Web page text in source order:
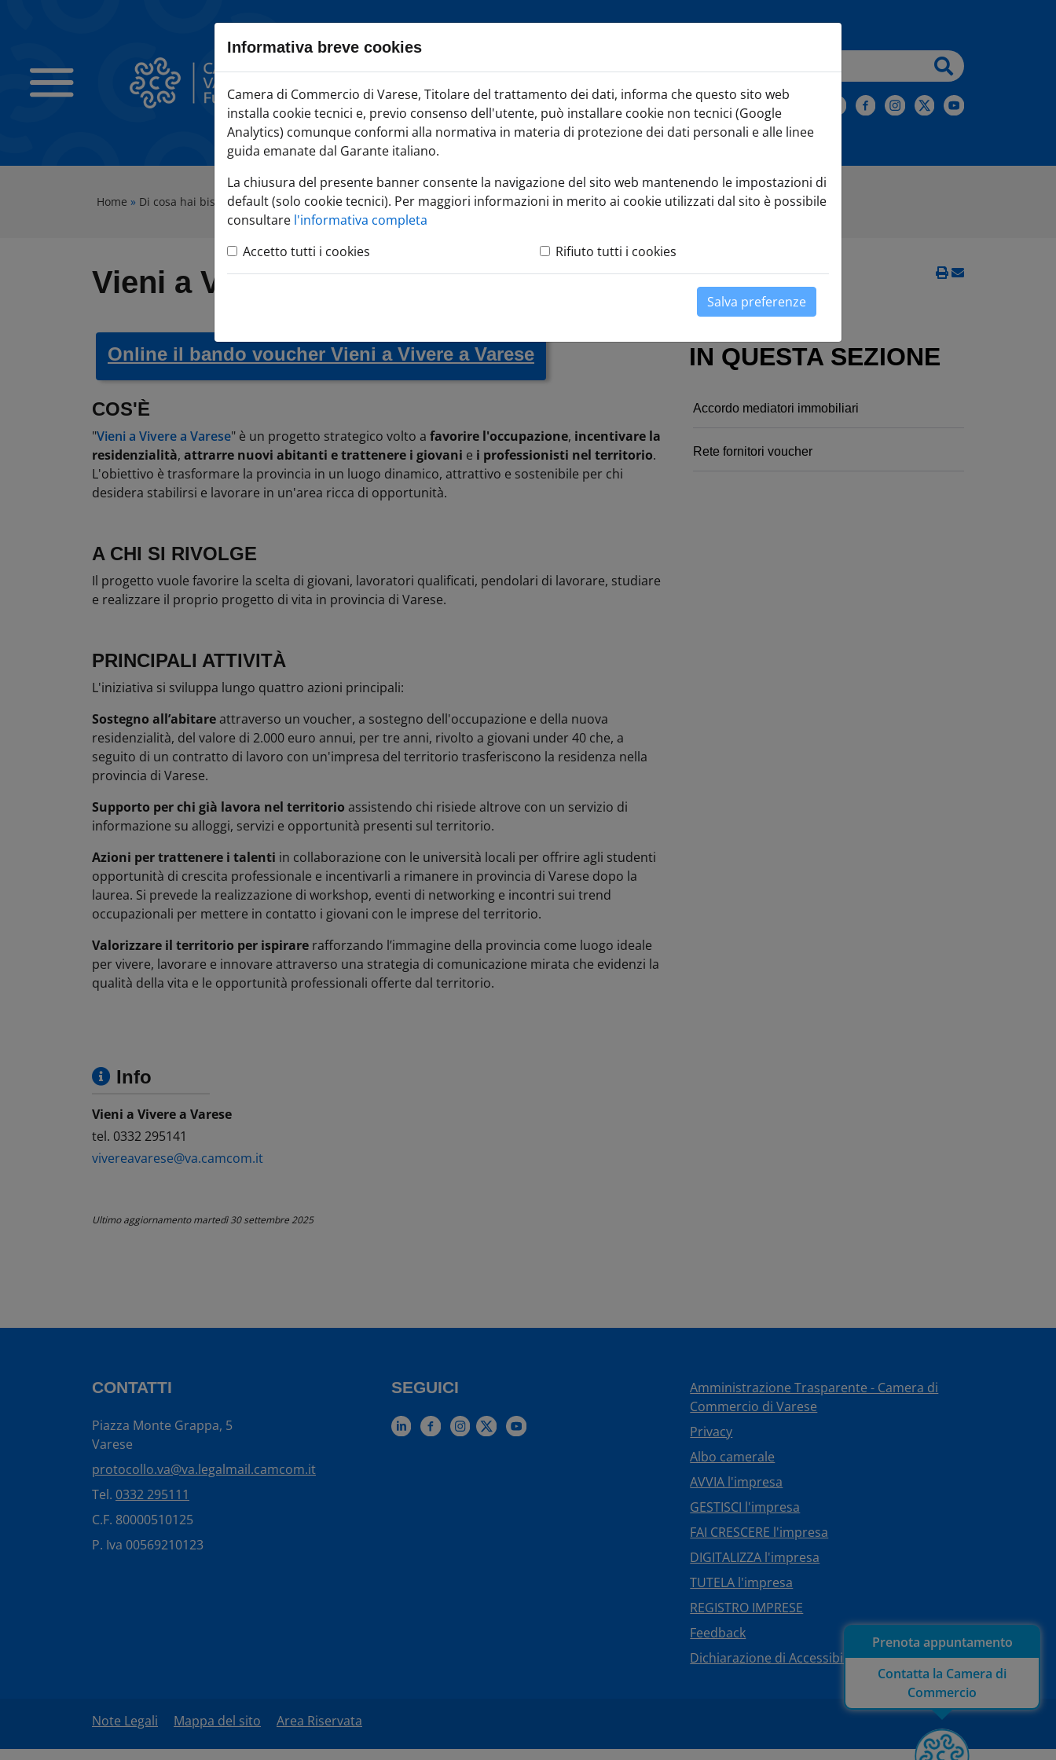
Vai al sezione Percorso briciole di pane
Vai al Contenuto principale della pagina
Vai alla sezione dedicata alle informazioni correlate via TAG
Vai al footer
Camera di Commercio Varese
Iscriviti alla Newsletter
Home » Di cosa hai bisogno?»FAI CRESCERE l'impresa» Vieni a Vivere a Varese
Vieni a Vivere a Varese
Online il bando voucher Vieni a Vivere a Varese
COS'È
"Vieni a Vivere a Varese" è un progetto strategico volto a favorire l'occupazione, incentivare la
residenzialità, attrarre nuovi abitanti e trattenere i giovani e i professionisti nel territorio.
L'obiettivo è trasformare la provincia in un luogo dinamico, attrattivo e sostenibile per chi
desidera stabilirsi e lavorare in un'area ricca di opportunità.
A CHI SI RIVOLGE
Il progetto vuole favorire la scelta di giovani, lavoratori qualificati, pendolari di lavorare, studiare
e realizzare il proprio progetto di vita in provincia di Varese.
PRINCIPALI ATTIVITÀ
L'iniziativa si sviluppa lungo quattro azioni principali:
Sostegno all’abitareattraverso un voucher, a sostegno dell'occupazione e della nuova
residenzialità, del valore di 2.000 euro annui, per tre anni, rivolto a giovani under 40 che, a
seguito di un contratto di lavoro con un'impresa del territorio trasferiscono la residenza nella
provincia di Varese.
Supporto per chi già lavora nel territorio assistendo chi risiede altrove con un servizio di
informazione su alloggi, servizi e opportunità presenti sul territorio.
Azioni per trattenere i talenti in collaborazione con le università locali per offrire agli studenti
opportunità di crescita professionale e incentivarli a rimanere in provincia di Varese dopo la
laurea. Si prevede la realizzazione di workshop, eventi di networking e incontri sui trend
occupazionali per mettere in contatto i giovani con le imprese del territorio.
Valorizzare il territorio per ispirare rafforzando l’immagine della provincia come luogo ideale
per vivere, lavorare e innovare attraverso una strategia di comunicazione mirata che evidenzi la
qualità della vita e le opportunità professionali offerte dal territorio.
Info
Vieni a Vivere a Varese
tel. 0332 295141
vivereavarese@va.camcom.it
Ultimo aggiornamentomartedì 30 settembre 2025
IN QUESTA SEZIONE
Accordo mediatori immobiliari
Rete fornitori voucher
Prenota appuntamento
Contatta la Camera di
Commercio
CONTATTI
Piazza Monte Grappa, 5
Varese
protocollo.va@va.legalmail.camcom.it
Tel. 0332 295111
C.F. 80000510125
P. Iva 00569210123
SEGUICI
Amministrazione Trasparente - Camera di
Commercio di Varese
Privacy
Albo camerale
AVVIA l'impresa
GESTISCI l'impresa
FAI CRESCERE l'impresa
DIGITALIZZA l'impresa
TUTELA l'impresa
REGISTRO IMPRESE
Feedback
Dichiarazione di Accessibilità
Note Legali Mappa del sito Area Riservata
Informativa breve cookies
Camera di Commercio di Varese, Titolare del trattamento dei dati, informa che questo sito web
installa cookie tecnici e, previo consenso dell'utente, può installare cookie non tecnici (Google
Analytics) comunque conformi alla normativa in materia di protezione dei dati personali e alle linee
guida emanate dal Garante italiano.
La chiusura del presente banner consente la navigazione del sito web mantenendo le impostazioni di
default (solo cookie tecnici). Per maggiori informazioni in merito ai cookie utilizzati dal sito è possibile
consultare l'informativa completa
Accetto tutti i cookies
Rifiuto tutti i cookies
Salva preferenze